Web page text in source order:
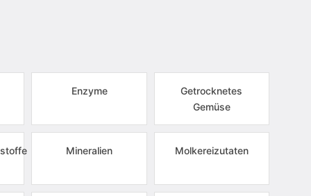
Enzyme
Getrocknetes
Gemüse
Mineralien Molkereizutaten